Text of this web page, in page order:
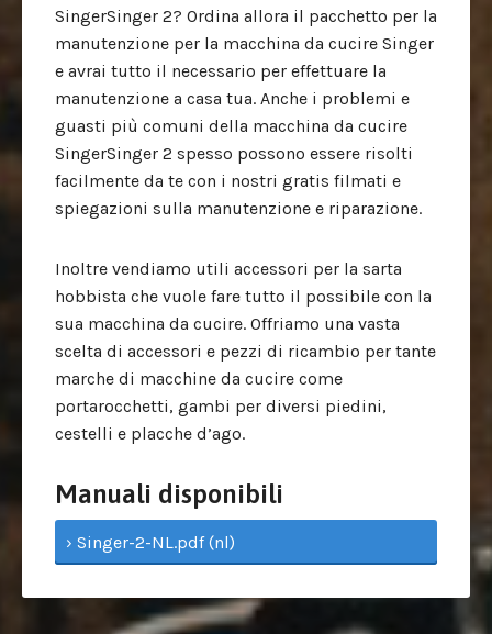
SingerSinger 2? Ordina allora il pacchetto per la
manutenzione per la macchina da cucire Singer
e avrai tutto il necessario per effettuare la
manutenzione a casa tua. Anche i problemi e
guasti più comuni della macchina da cucire
SingerSinger 2 spesso possono essere risolti
facilmente da te con i nostri gratis filmati e
spiegazioni sulla manutenzione e riparazione.
Inoltre vendiamo utili accessori per la sarta
hobbista che vuole fare tutto il possibile con la
sua macchina da cucire. Offriamo una vasta
scelta di accessori e pezzi di ricambio per tante
marche di macchine da cucire come
portarocchetti, gambi per diversi piedini,
cestelli e placche d’ago.
Manuali disponibili
› Singer-2-NL.pdf (nl)